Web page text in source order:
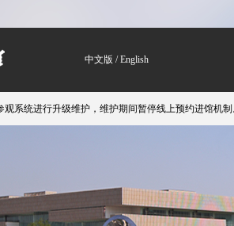
中文版 /English
升级维护，维护期间暂停线上预约进馆机制。参